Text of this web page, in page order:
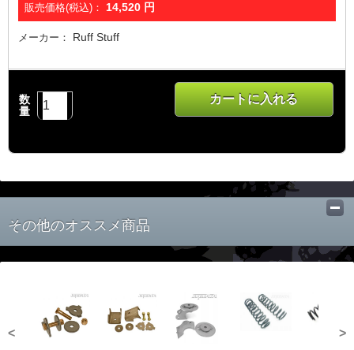
販売価格(税込)： 14,520 円
メーカー： Ruff Stuff
数
量
カートに入れる
その他のオススメ商品
< >